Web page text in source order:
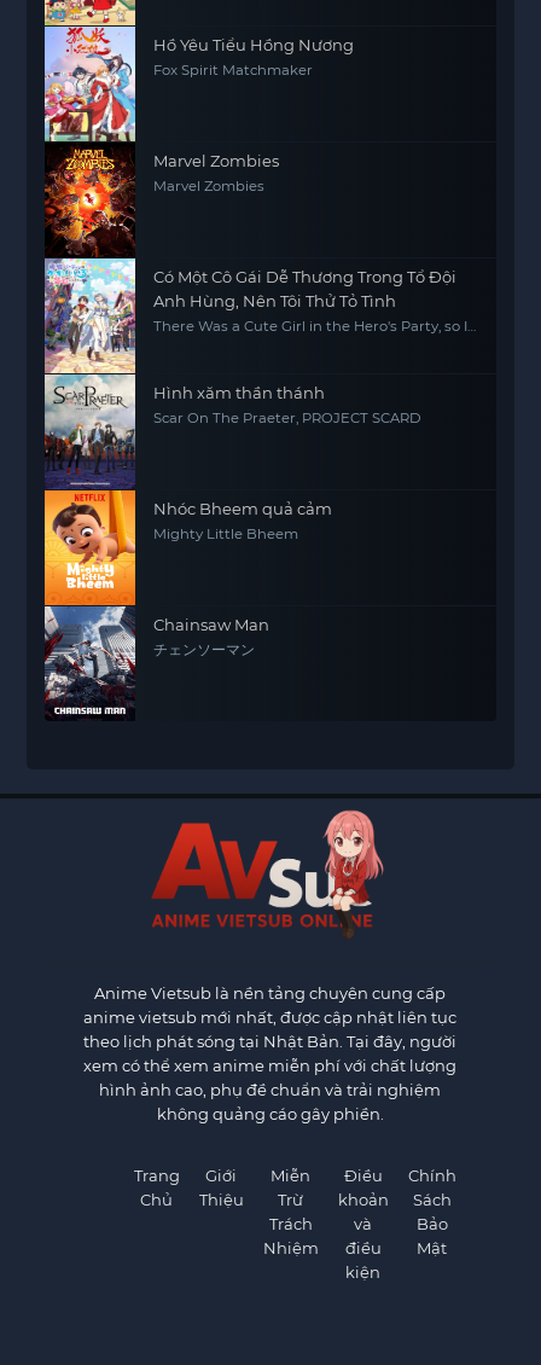
Hồ Yêu Tiểu Hồng Nương
Fox Spirit Matchmaker
Marvel Zombies
Marvel Zombies
Có Một Cô Gái Dễ Thương Trong Tổ Đội
Anh Hùng, Nên Tôi Thử Tỏ Tình
There Was a Cute Girl in the Hero's Party, so I
Hình xăm thần thánh
Scar On The Praeter, PROJECT SCARD
Nhóc Bheem quả cảm
Mighty Little Bheem
Chainsaw Man
チェンソーマン
Anime Vietsub là nền tảng chuyên cung cấp
anime vietsub mới nhất, được cập nhật liên tục
theo lịch phát sóng tại Nhật Bản. Tại đây, người
xem có thể xem anime miễn phí với chất lượng
hình ảnh cao, phụ đề chuẩn và trải nghiệm
không quảng cáo gây phiền.
Trang
Chủ
Giới
Thiệu
Miễn
Trừ
Trách
Nhiệm
Điều
khoản
và
điều
kiện
Chính
Sách
Bảo
Mật